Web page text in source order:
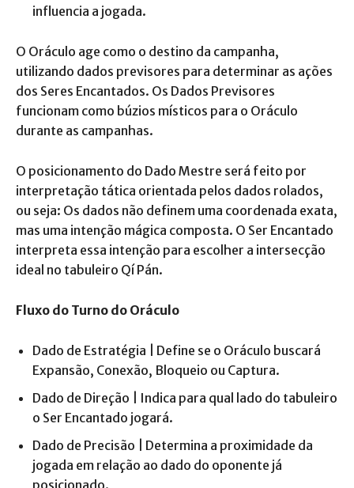
influencia a jogada.
O Oráculo age como o destino da campanha,
utilizando dados previsores para determinar as ações
dos Seres Encantados. Os Dados Previsores
funcionam como búzios místicos para o Oráculo
durante as campanhas.
O posicionamento do Dado Mestre será feito por
interpretação tática orientada pelos dados rolados,
ou seja: Os dados não definem uma coordenada exata,
mas uma intenção mágica composta. O Ser Encantado
interpreta essa intenção para escolher a intersecção
ideal no tabuleiro Qí Pán.
Fluxo do Turno do Oráculo
Dado de Estratégia | Define se o Oráculo buscará
Expansão, Conexão, Bloqueio ou Captura.
Dado de Direção | Indica para qual lado do tabuleiro
o Ser Encantado jogará.
Dado de Precisão | Determina a proximidade da
jogada em relação ao dado do oponente já
posicionado.